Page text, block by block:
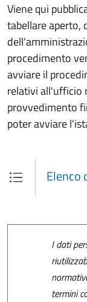
Viene qui
tabellare aperto,
procedimento
avviare il
relativi all'ufficio
provvedimento
poter avviare
Elenco
I dati
termini